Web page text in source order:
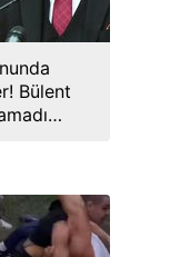
Bülent